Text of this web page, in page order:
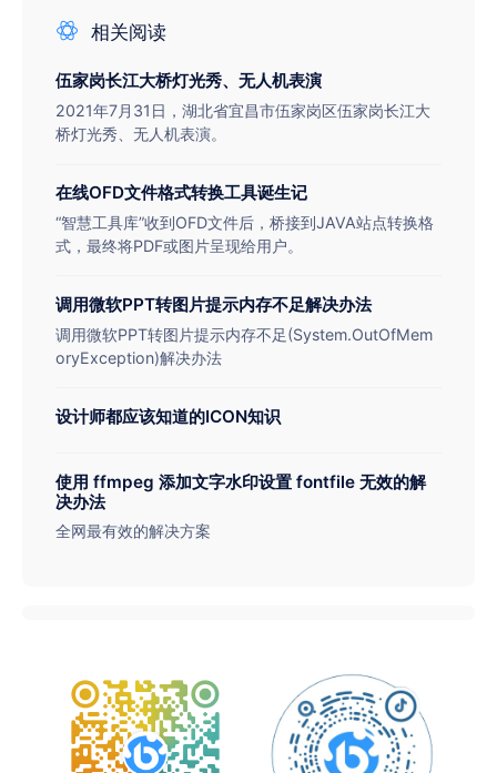
相关阅读
伍家岗长江大桥灯光秀、无人机表演
2021年7月31日，湖北省宜昌市伍家岗区伍家岗长江大
桥灯光秀、无人机表演。
在线OFD文件格式转换工具诞生记
“智慧工具库”收到OFD文件后，桥接到JAVA站点转换格
式，最终将PDF或图片呈现给用户。
调用微软PPT转图片提示内存不足解决办法
调用微软PPT转图片提示内存不足(System.OutOfMem
oryException)解决办法
设计师都应该知道的ICON知识
使用 ffmpeg 添加文字水印设置 fontfile 无效的解
决办法
全网最有效的解决方案